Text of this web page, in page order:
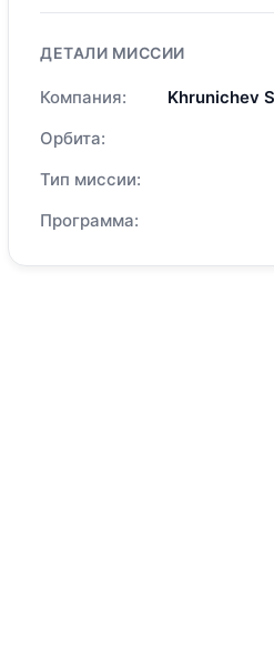
ДЕТАЛИ МИССИИ
Компания:
Khrunichev
Орбита:
Тип миссии:
Программа: